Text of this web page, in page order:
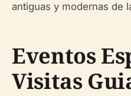
antiguas y modernas de
Eventos
Visitas